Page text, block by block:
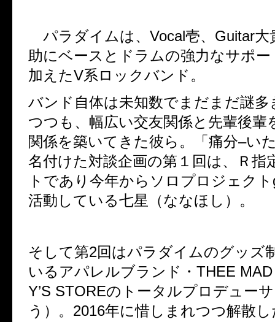
パラダイムは、Vocal壱、Guitar大
助にベースとドラムの強力なサポ
加えたV系ロックバンド。
バンド自体は未知数でまだまだ謎多
つつも、幅広い交友関係と先輩後輩
関係を築いてきた彼ら。「痛分–い
名付けた対談企画の第１回は、Ｒ指
トであり今年からソロプロジェク
活動している七星（ななほし）。
そして第2回はパラダイムのグッズ
いるアパレルブランド・THEE
Y’S STOREのトータルプロデュー
う）。2016年に惜しまれつつ解散